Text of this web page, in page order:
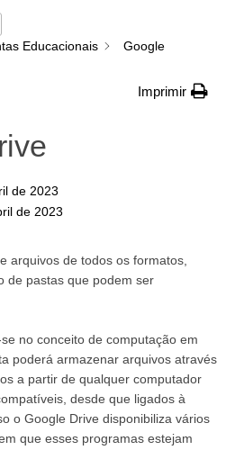
Educacionais
Google
Imprimir
de 2023
de 2023
arquivos de todos os formatos,
de pastas que podem ser
no conceito de computação em
poderá armazenar arquivos através
a partir de qualquer computador
desde que ligados à
o Google Drive disponibiliza vários
que esses programas estejam